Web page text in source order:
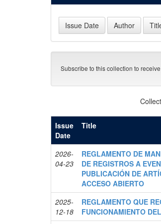
Subscribe to this collection to
Issue
Date
Title
2026-
04-23
REGLAMENTO DE
DE REGISTROS A
PUBLICACIÓN DE
ACCESO ABIERTO
2025-
12-18
REGLAMENTO QUE
FUNCIONAMIENTO